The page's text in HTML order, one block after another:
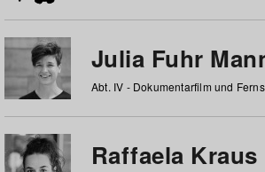
Julia Fuhr
Abt. IV - Dokumentarfilm und
Raffaela Kraus